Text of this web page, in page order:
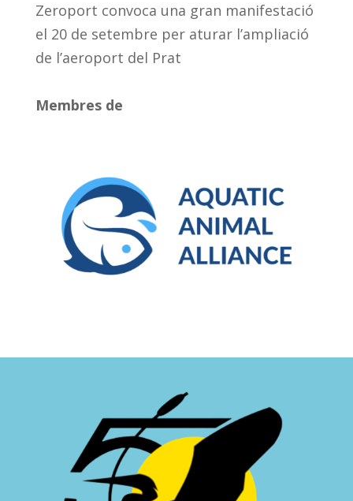
Zeroport convoca una gran manifestació
el 20 de setembre per aturar l’ampliació
de l’aeroport del Prat
Membres de